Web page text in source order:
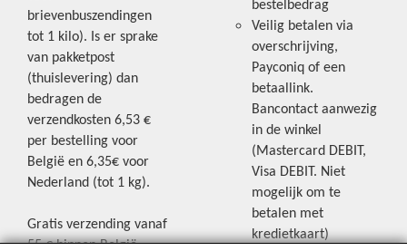
brievenbuszendingen
tot 1 kilo). Is er sprake
van pakketpost
(thuislevering) dan
bedragen de
verzendkosten 6,53 €
per bestelling voor
België en 6,35€ voor
Nederland (tot 1 kg).
Gratis verzending vanaf
55 € binnen België.
bestelbedrag
Veilig betalen via
overschrijving,
Payconiq of een
betaallink.
Bancontact aanwezig
in de winkel
(Mastercard DEBIT,
Visa DEBIT. Niet
mogelijk om te
betalen met
kredietkaart)